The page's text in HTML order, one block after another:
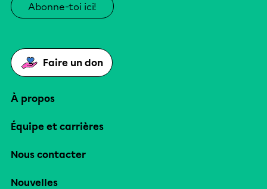
Abonne-toi ici!
Faire un don
À propos
Équipe et carrières
Nous contacter
Nouvelles